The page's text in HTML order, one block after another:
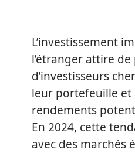
L’investissement
l’étranger attire
d’investisseurs
leur portefeuille et
rendements
En 2024, cette
avec des marchés